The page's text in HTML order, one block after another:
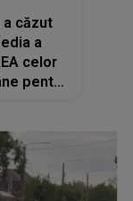
a căzut
a
celor
pentru